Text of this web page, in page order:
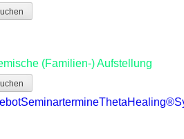
(Familien-) Aufstellung
SeminartermineThetaHealing®